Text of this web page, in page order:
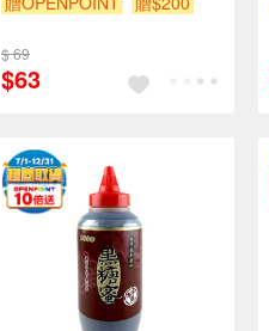
$ 69
$63